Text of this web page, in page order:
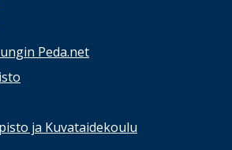
Peda.net
ja Kuvataidekoulu